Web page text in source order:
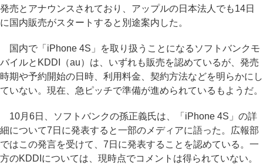
発売とアナウンスされており、アップルの日本法人でも14日
に国内販売がスタートすると別途案内した。
国内で「iPhone 4S」を取り扱うことになるソフトバンクモ
バイルとKDDI（au）は、いずれも販売を認めているが、発売
時期や予約開始の日時、利用料金、契約方法などを明らかにし
ていない。現在、急ピッチで準備が進められているもようだ。
10月6日、ソフトバンクの孫正義氏は、「iPhone 4S」の詳
細について7日に発表すると一部のメディアに語った。広報部
ではこの発言を受けて、7日に発表することを認めている。一
方のKDDIについては、現時点でコメントは得られていない。